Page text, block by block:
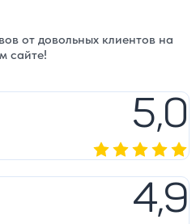
от довольных клиентов на
сайте!
5,0
4,9